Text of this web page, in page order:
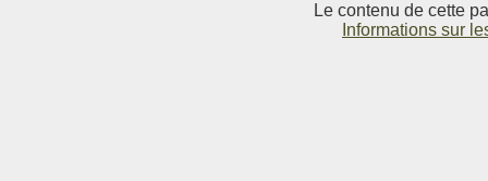
Le contenu de cette
Informations sur